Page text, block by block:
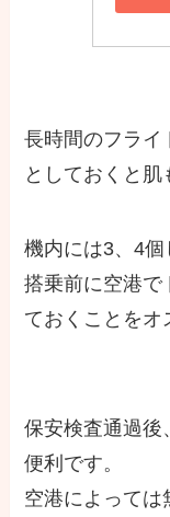
長時間のフライ
としておくと肌
機内には3、4個
搭乗前に空港で
ておくことをオ
保安検査通過後
便利です。
空港によっては